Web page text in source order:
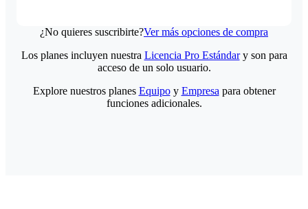
¿No quieres suscribirte?Ver más opciones de compra
Los planes incluyen nuestra Licencia Pro Estándary son para
acceso de un solo usuario.
Explore nuestros planes Equipoy Empresa para obtener
funciones adicionales.